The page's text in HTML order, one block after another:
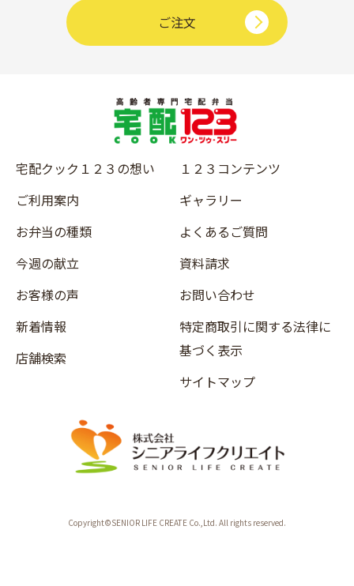
ご注文
宅配クック１２３の想い
ご利用案内
お弁当の種類
今週の献立
お客様の声
新着情報
店舗検索
１２３コンテンツ
ギャラリー
よくあるご質問
資料請求
お問い合わせ
特定商取引に関する法律に
基づく表示
サイトマップ
Copyright©SENIOR LIFE CREATE Co.,Ltd. All rights reserved.